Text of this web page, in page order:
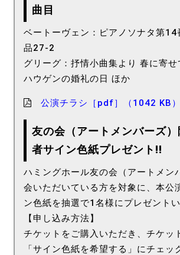
曲目
ベートーヴェン：ピアノソナタ第14
品27-2
グリーグ：抒情小曲集より 春に寄せ
ハウゲンの婚礼の日 ほか
公演チラシ［pdf］（1042 KB）
友の会（アートメンバーズ
者サイン色紙プレゼント!!
ハミングホール友の会（アートメン
会いただいている方を対象に、本公
ン色紙を抽選で1名様にプレゼントい
【申し込み方法】
チケットをご購入いただき、チケッ
「サイン色紙を希望する」にチェ